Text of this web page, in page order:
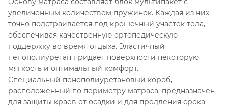
увеличенным количеством пружинок. Каждая из них
точно подстраивается под крошечный участок тела,
обеспечивая качественную ортопедическую
поддержку во время отдыха. Эластичный
пенополиуретан придает поверхности некоторую
мягкость и оптимальный комфорт.
Специальный пенополиуретановый короб,
расположенный по периметру матраса, предназначен
для защиты краев от осадки и для продления срока